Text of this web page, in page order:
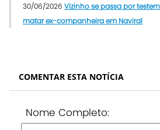
30/06/2026 Vizinho se passa por
matar ex-companheira em Naviraí
COMENTAR ESTA NOTÍCIA
Nome Completo: